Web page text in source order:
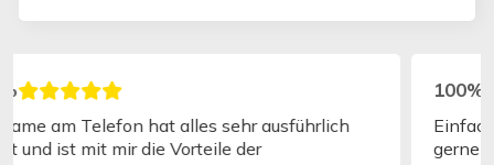
100%
Einfach rasch auch bei normalem Versand Wieder
gerne